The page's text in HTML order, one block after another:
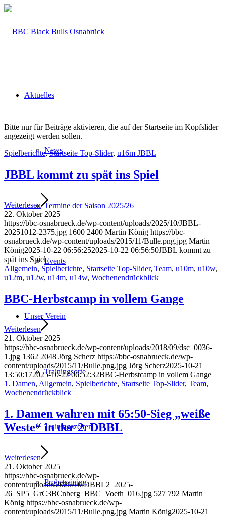
Aktuelles
News
Termine der Saison 2025/26
Events
Unser Verein
Trainingsorte
Trainingszeiten
Probetraining
Bitte nur für Beiträge aktivieren, die auf der Startseite im Kopfslider
angezeigt werden sollen.
Spielberichte,Startseite Top-Slider, u16m JBBL
JBBL kommt zu spät ins Spiel
Weiterlesen
22. Oktober 2025
https://bbc-osnabrueck.de/wp-content/uploads/2025/10/JBBL-
20251012-2375.jpg 1600 2400 Martin König https://bbc-
osnabrueck.de/wp-content/uploads/2015/11/Bulle.png.jpg Martin
König2025-10-22 06:56:252025-10-22 06:56:50JBBL kommt zu
spät ins Spiel
Allgemein, Spielberichte, Startseite Top-Slider, Team, u10m, u10w,
u12m, u12w, u14m, u14w, Wochenendrückblick
BBC-Herbstcamp in vollem Gange
Weiterlesen
21. Oktober 2025
https://bbc-osnabrueck.de/wp-content/uploads/2018/09/dsc_0036-
1.jpg 1362 2048 Jörg Scherz https://bbc-osnabrueck.de/wp-
content/uploads/2015/11/Bulle.png.jpg Jörg Scherz2025-10-21
13:50:172025-10-22 06:52:32BBC-Herbstcamp in vollem Gange
1. Damen, Allgemein, Spielberichte, Startseite Top-Slider, Team,
Wochenendrückblick
1. Damen wahren mit 65:50-Sieg „weiße
Weste“ in der 2. DBBL
Weiterlesen
21. Oktober 2025
https://bbc-osnabrueck.de/wp-
content/uploads/2025/10/DBBL2_2025-
26_SP5_GrC3BCnberg_BBC_Voeth_016.jpg 527 792 Martin
König https://bbc-osnabrueck.de/wp-
content/uploads/2015/11/Bulle.png.jpg Martin König2025-10-21